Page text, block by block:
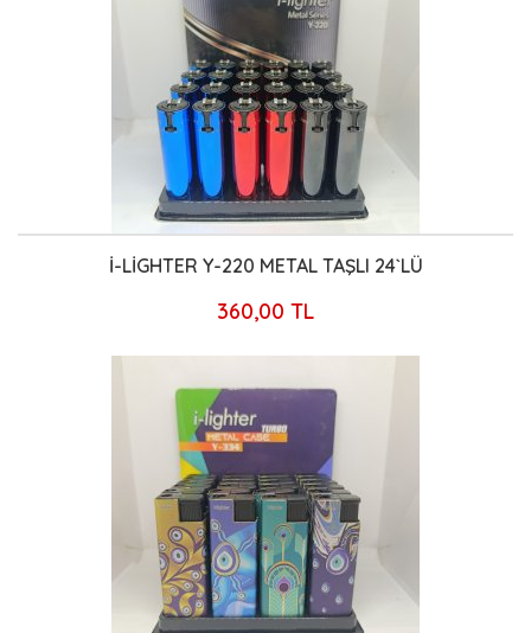
İ-LİGHTER Y-220 METAL TAŞLI 24`LÜ
360,00 TL